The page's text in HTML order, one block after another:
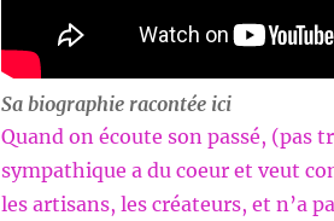
Sa biographie racontée ici
Quand on écoute son passé, (pas
sympathique a du coeur et veut
les artisans, les créateurs, et n’a